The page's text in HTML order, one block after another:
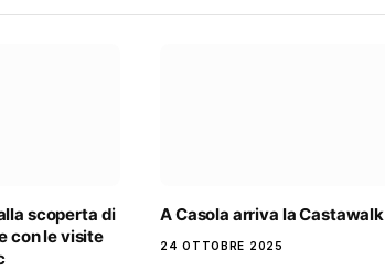
scoperta di
con le visite
A Casola arriva la Castawalk
24 OTTOBRE 2025